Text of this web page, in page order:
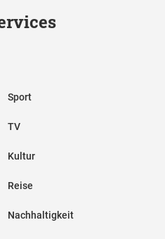
Sport
TV
Kultur
Reise
Nachhaltigkeit